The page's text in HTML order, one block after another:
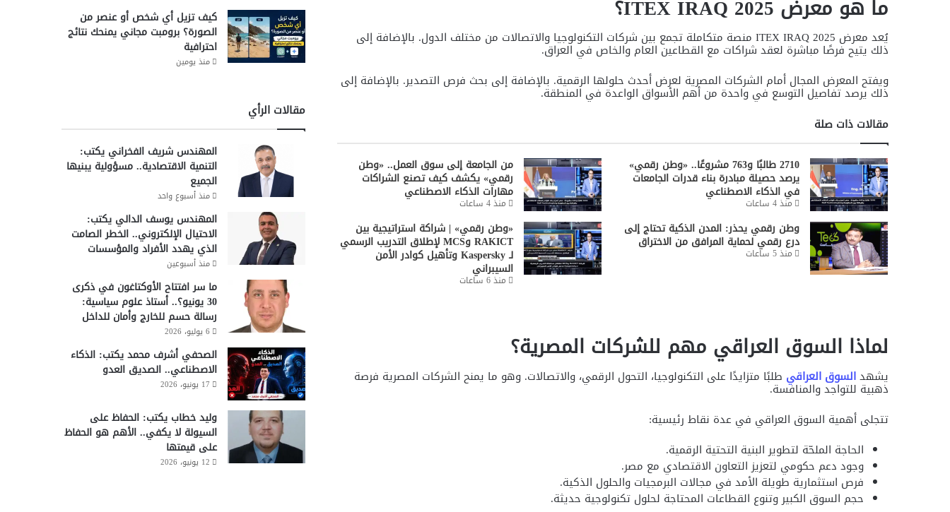
ما هو معرض ITEX IRAQ 2025؟
يُعد معرض ITEX IRAQ 2025 منصة متكاملة تجمع بين شركات التكنولوجيا والاتصالات من مختلف الدول. بالإضافة إلى
ذلك يتيح فرصًا مباشرة لعقد شراكات مع القطاعين العام والخاص في العراق.
ويفتح المعرض المجال أمام الشركات المصرية لعرض أحدث حلولها الرقمية. بالإضافة إلى بحث فرص التصدير. بالإضافة إلى
ذلك يرصد تفاصيل التوسع في واحدة من أهم الأسواق الواعدة في المنطقة.
مقالات ذات صلة
2710 طالبًا و763 مشروعًا.. «وطن رقمي»
يرصد حصيلة مبادرة بناء قدرات الجامعات
في الذكاء الاصطناعي
منذ 4 ساعات
من الجامعة إلى سوق العمل.. «وطن
رقمي» يكشف كيف تصنع الشراكات
مهارات الذكاء الاصطناعي
منذ 4 ساعات
وطن رقمي يحذر: المدن الذكية تحتاج إلى
درع رقمي لحماية المرافق من الاختراق
منذ 5 ساعات
«وطن رقمي» | شراكة استراتيجية بين
RAKICT وMCS لإطلاق التدريب الرسمي
لـ Kaspersky وتأهيل كوادر الأمن
السيبراني
منذ 6 ساعات
لماذا السوق العراقي مهم للشركات المصرية؟
يشهدالسوق العراقي طلبًا متزايدًا على التكنولوجيا، التحول الرقمي، والاتصالات. وهو ما يمنح الشركات المصرية فرصة
ذهبية للتواجد والمنافسة.
تتجلى أهمية السوق العراقي في عدة نقاط رئيسية:
الحاجة الملحّة لتطوير البنية التحتية الرقمية.
وجود دعم حكومي لتعزيز التعاون الاقتصادي مع مصر.
فرص استثمارية طويلة الأمد في مجالات البرمجيات والحلول الذكية.
حجم السوق الكبير وتنوع القطاعات المحتاجة لحلول تكنولوجية حديثة.
كيف تزيل أي شخص أو عنصر من
الصورة؟ برومبت مجاني يمنحك نتائج
احترافية
منذ يومين
مقالات الرأي
المهندس شريف الفخراني يكتب:
التنمية الاقتصادية.. مسؤولية يبنيها
الجميع
منذ أسبوع واحد
المهندس يوسف الدالي يكتب:
الاحتيال الإلكتروني.. الخطر الصامت
الذي يهدد الأفراد والمؤسسات
منذ أسبوعين
ما سر افتتاح الأوكتاغون في ذكرى
30 يونيو؟.. أستاذ علوم سياسية:
رسالة حسم للخارج وأمان للداخل
6 يوليو، 2026
الصحفي أشرف محمد يكتب: الذكاء
الاصطناعي.. الصديق العدو
17 يونيو، 2026
وليد خطاب يكتب: الحفاظ على
السيولة لا يكفي.. الأهم هو الحفاظ
على قيمتها
12 يونيو، 2026